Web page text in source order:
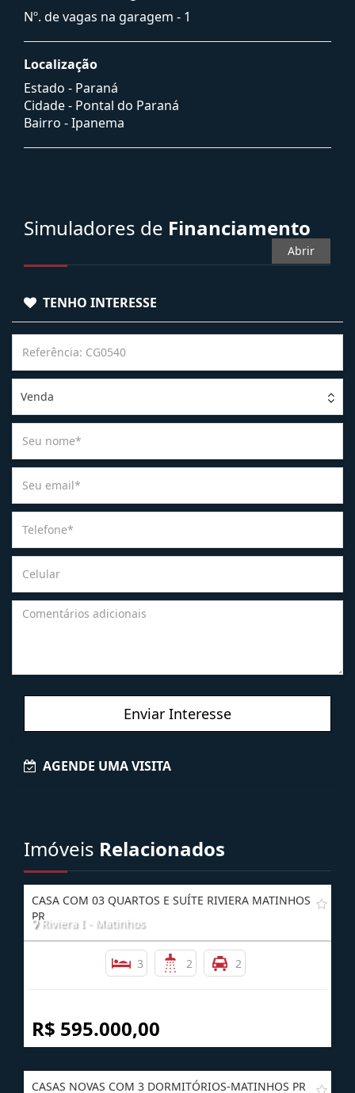
Nº. de vagas na garagem - 1
Localização
Estado - Paraná
Cidade - Pontal do Paraná
Bairro -Ipanema
Simuladores de Financiamento
Abrir
TENHO INTERESSE
Venda
Enviar Interesse
AGENDE UMA VISITA
Imóveis Relacionados
CASA COM 03 QUARTOS E SUÍTE RIVIERA MATINHOS
PRRiviera I - Matinhos
3 2 2
R$ 595.000,00
CASAS NOVAS COM 3 DORMITÓRIOS-MATINHOS PR